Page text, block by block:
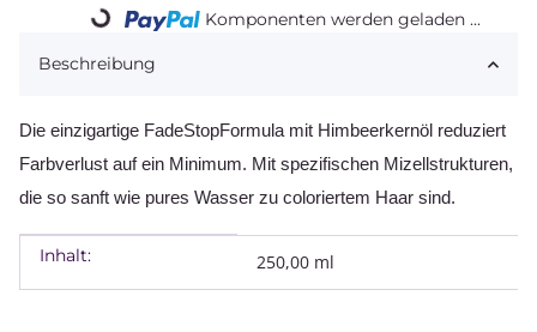
Loading... Komponenten werden geladen ...
Beschreibung
Die einzigartige FadeStopFormula mit Himbeerkernöl reduziert
Farbverlust auf ein Minimum. Mit spezifischen Mizellstrukturen,
die so sanft wie pures Wasser zu coloriertem Haar sind.
Produkteigenschaft
Wert
Inhalt: 250,00 ml